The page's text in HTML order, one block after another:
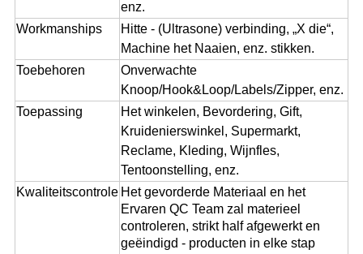
enz.
Workmanships
Hitte - (Ultrasone) verbinding, „X die“,
Machine het Naaien, enz. stikken.
Toebehoren
Onverwachte
Knoop/Hook&Loop/Labels/Zipper, enz.
Toepassing
Het winkelen, Bevordering, Gift,
Kruidenierswinkel, Supermarkt,
Reclame, Kleding, Wijnfles,
Tentoonstelling, enz.
Kwaliteitscontrole Het gevorderde Materiaal en het
Ervaren QC Team zal materieel
controleren, strikt half afgewerkt en
geëindigd - producten in elke stap